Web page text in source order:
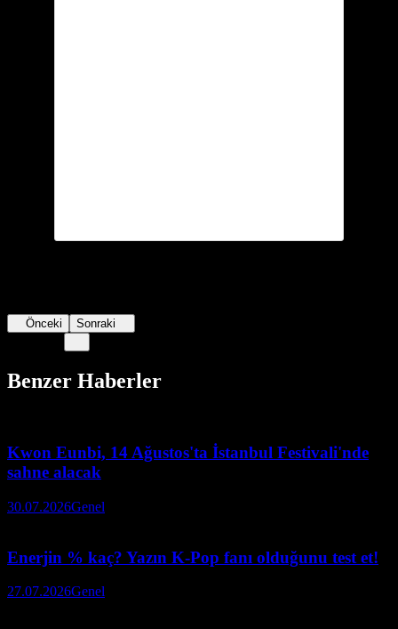
Önceki Sonraki
Benzer Haberler
Kwon Eunbi, 14 Ağustos'ta İstanbul Festivali'nde
sahne alacak
30.07.2026Genel
Enerjin % kaç? Yazın K-Pop fanı olduğunu test et!
27.07.2026Genel